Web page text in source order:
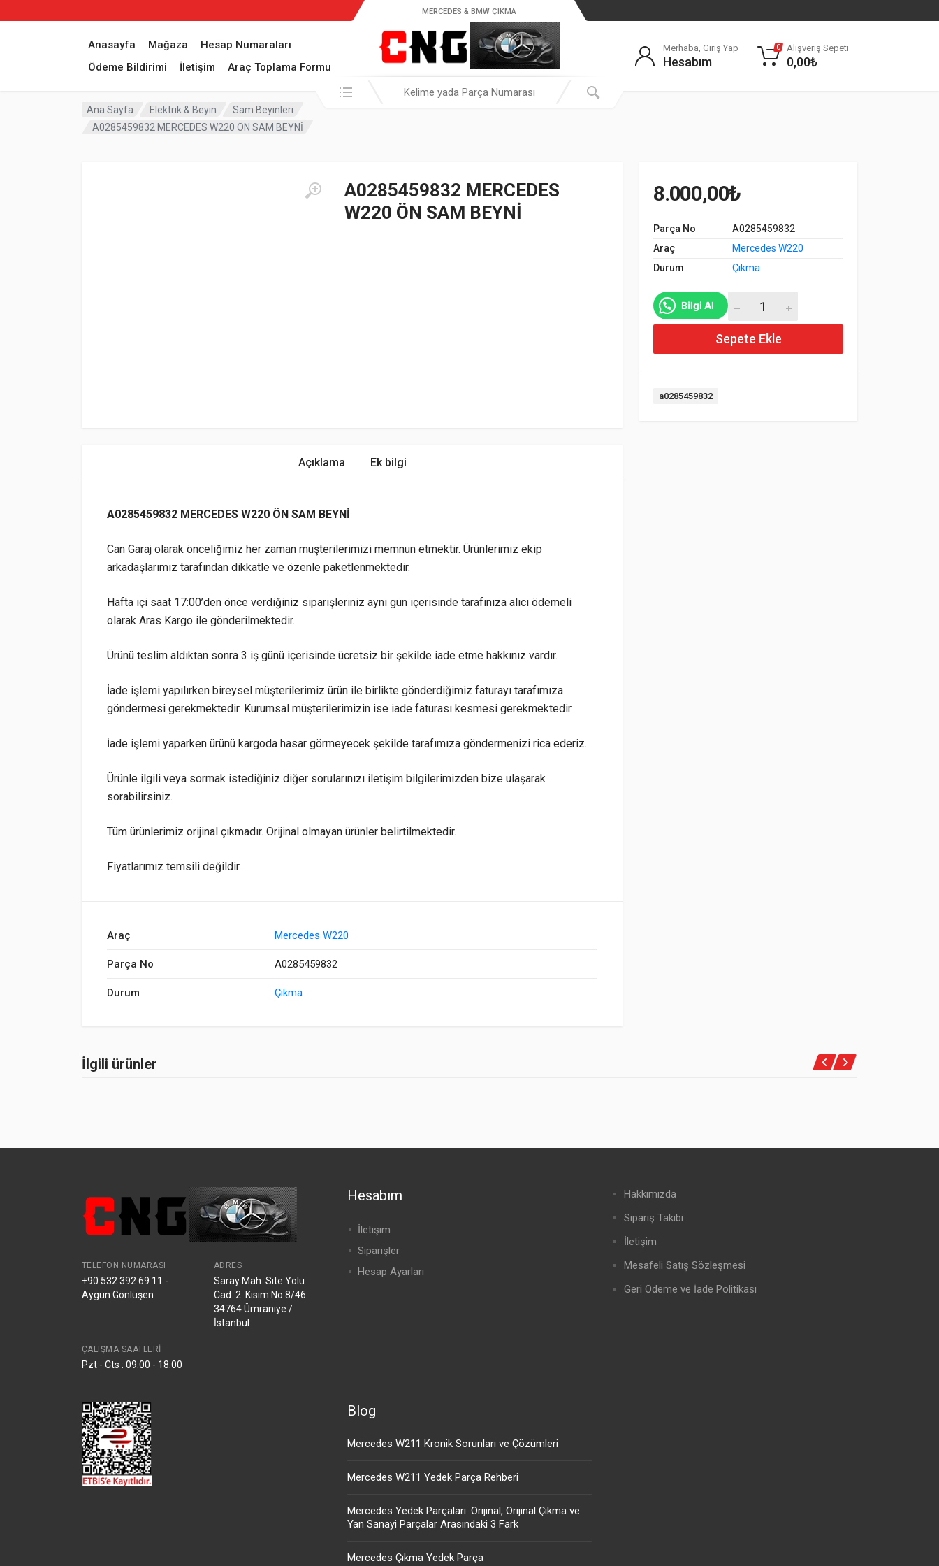
Anasayfa Mağaza
Hesap Numaraları
Ödeme Bildirimi
İletişim Araç Toplama Formu
MERCEDES & BMW ÇIKMA
Araştır:
Merhaba, Giriş Yap
Hesabım
0 Alışveriş Sepeti
0,00₺
Ana Sayfa Elektrik & Beyin
Sam Beyinleri
A0285459832 MERCEDES W220 ÖN SAM BEYNİ
A0285459832 MERCEDES
W220 ÖN SAM BEYNİ
8.000,00₺
Parça No
A0285459832
Araç
Mercedes W220
Durum
Çıkma
Bilgi Al
A0285459832 MERCEDES W220 ÖN SAM
Sepete Ekle
Etiket:
a0285459832
Açıklama Ek bilgi
A0285459832 MERCEDES W220 ÖN SAM BEYNİ
Can Garaj olarak önceliğimiz her zaman müşterilerimizi memnun etmektir. Ürünlerimiz ekip
arkadaşlarımız tarafından dikkatle ve özenle paketlenmektedir.
Hafta içi saat 17:00’den önce verdiğiniz siparişleriniz aynı gün içerisinde tarafınıza alıcı ödemeli
olarak Aras Kargo ile gönderilmektedir.
Ürünü teslim aldıktan sonra 3 iş günü içerisinde ücretsiz bir şekilde iade etme hakkınız vardır.
İade işlemi yapılırken bireysel müşterilerimiz ürün ile birlikte gönderdiğimiz faturayı tarafımıza
göndermesi gerekmektedir. Kurumsal müşterilerimizin ise iade faturası kesmesi gerekmektedir.
İade işlemi yaparken ürünü kargoda hasar görmeyecek şekilde tarafımıza göndermenizi rica ederiz.
Ürünle ilgili veya sormak istediğiniz diğer sorularınızı iletişim bilgilerimizden bize ulaşarak
sorabilirsiniz.
Tüm ürünlerimiz orijinal çıkmadır. Orijinal olmayan ürünler belirtilmektedir.
Fiyatlarımız temsili değildir.
Araç Mercedes W220
Parça No A0285459832
Durum Çıkma
İlgili ürünler
TELEFON NUMARASI
+90 532 392 69 11 -
Aygün Gönlüşen
ADRES
Saray Mah. Site Yolu
Cad. 2. Kısım No:8/46
34764 Ümraniye /
İstanbul
ÇALIŞMA SAATLERI
Pzt - Cts : 09:00 - 18:00
Hesabım
İletişim
Siparişler
Hesap Ayarları
Hakkımızda
Sipariş Takibi
İletişim
Mesafeli Satış Sözleşmesi
Geri Ödeme ve İade Politikası
Blog
Mercedes W211 Kronik Sorunları ve Çözümleri
Mercedes W211 Yedek Parça Rehberi
Mercedes Yedek Parçaları: Orijinal, Orijinal Çıkma ve
Yan Sanayi Parçalar Arasındaki 3 Fark
Mercedes Çıkma Yedek Parça